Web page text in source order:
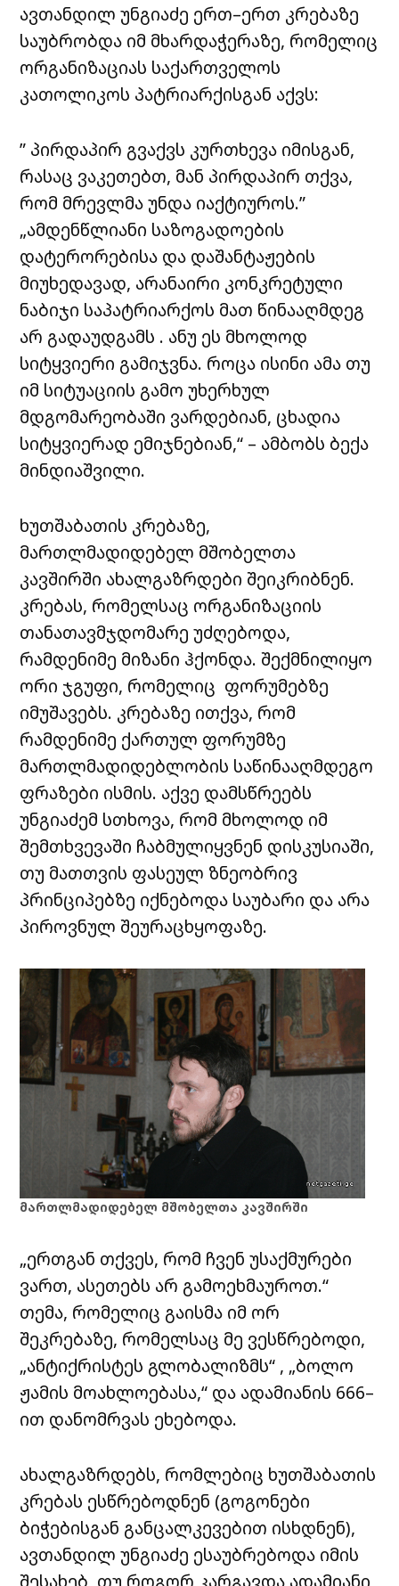
ავთანდილ უნგიაძე ერთ–ერთ კრებაზე
საუბრობდა იმ მხარდაჭერაზე, რომელიც
ორგანიზაციას საქართველოს
კათოლიკოს პატრიარქისგან აქვს:
” პირდაპირ გვაქვს კურთხევა იმისგან,
რასაც ვაკეთებთ, მან პირდაპირ თქვა,
რომ მრევლმა უნდა იაქტიუროს.”
„ამდენწლიანი საზოგადოების
დატერორებისა და დაშანტაჟების
მიუხედავად, არანაირი კონკრეტული
ნაბიჯი საპატრიარქოს მათ წინააღმდეგ
არ გადაუდგამს . ანუ ეს მხოლოდ
სიტყვიერი გამიჯვნა. როცა ისინი ამა თუ
იმ სიტუაციის გამო უხერხულ
მდგომარეობაში ვარდებიან, ცხადია
სიტყვიერად ემიჯნებიან,“ – ამბობს ბექა
მინდიაშვილი.
ხუთშაბათის კრებაზე,
მართლმადიდებელ მშობელთა
კავშირში ახალგაზრდები შეიკრიბნენ.
კრებას, რომელსაც ორგანიზაციის
თანათავმჯდომარე უძღებოდა,
რამდენიმე მიზანი ჰქონდა. შექმნილიყო
ორი ჯგუფი, რომელიც ფორუმებზე
იმუშავებს. კრებაზე ითქვა, რომ
რამდენიმე ქართულ ფორუმზე
მართლმადიდებლობის საწინააღმდეგო
ფრაზები ისმის. აქვე დამსწრეებს
უნგიაძემ სთხოვა, რომ მხოლოდ იმ
შემთხვევაში ჩაბმულიყვნენ დისკუსიაში,
თუ მათთვის ფასეულ ზნეობრივ
პრინციპებზე იქნებოდა საუბარი და არა
პიროვნულ შეურაცხყოფაზე.
მართლმადიდებელ მშობელთა კავშირში
„ერთგან თქვეს, რომ ჩვენ უსაქმურები
ვართ, ასეთებს არ გამოეხმაუროთ.“
თემა, რომელიც გაისმა იმ ორ
შეკრებაზე, რომელსაც მე ვესწრებოდი,
„ანტიქრისტეს გლობალიზმს“ , „ბოლო
ჟამის მოახლოებასა,“ და ადამიანის 666–
ით დანომრვას ეხებოდა.
ახალგაზრდებს, რომლებიც ხუთშაბათის
კრებას ესწრებოდნენ (გოგონები
ბიჭებისგან განცალკევებით ისხდნენ),
ავთანდილ უნგიაძე ესაუბრებოდა იმის
შესახებ, თუ როგორ კარგავდა ადამიანი